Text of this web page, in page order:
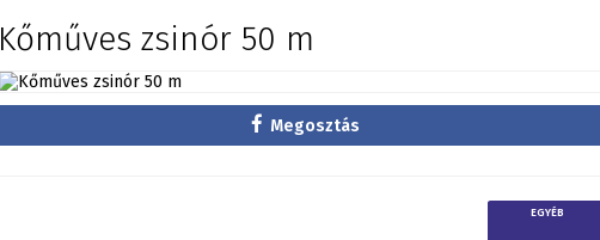
Kőműves zsinór 50 m
Megosztás
EGYÉB